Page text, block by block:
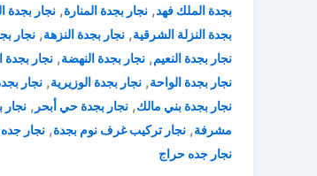
بجدة الملك فهد, نجار بجدة المنارة, نجار بجدة
بجدة النزلة الشرقية, نجار بجدة النزهة, نجار
نجار بجدة النعيم, نجار بجدة النهضة, نجار بجدة
نجار بجدة الواحة, نجار بجدة الوزيرية, نجار
نجار بجدة بني مالك, نجار بجدة حي أبحر , نجار
مشرفة, نجار تركيب غرف نوم بجدة, نجار
نجار جده حراج